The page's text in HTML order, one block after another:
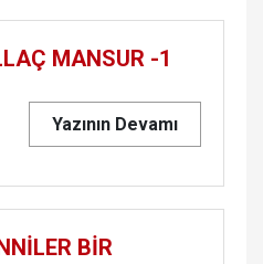
MANSUR -1
Yazının Devamı
BİR